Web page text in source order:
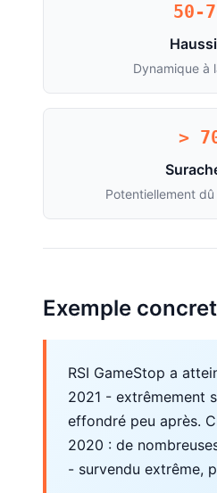
50-
Dynamique à
>
Potentiellement
Exemple concret
RSI GameStop a
2021 - extrêmement
effondré peu après.
2020 : de
- survendu extrême,